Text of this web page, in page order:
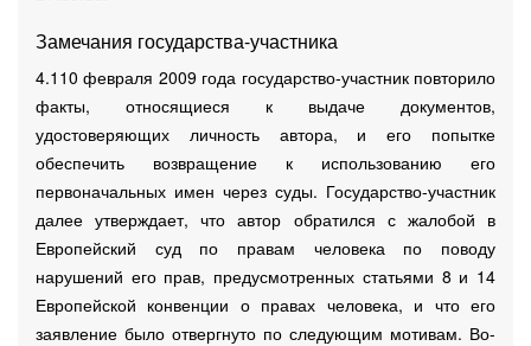
Замечания государства-участника
4.110 февраля 2009 года государство-участник повторило
факты, относящиеся к выдаче документов,
удостоверяющих личность автора, и его попытке
обеспечить возвращение к использованию его
первоначальных имен через суды. Государство-участник
далее утверждает, что автор обратился с жалобой в
Европейский суд по правам человека по поводу
нарушений его прав, предусмотренных статьями 8 и 14
Европейской конвенции о правах человека, и что его
заявление было отвергнуто по следующим мотивам. Во-